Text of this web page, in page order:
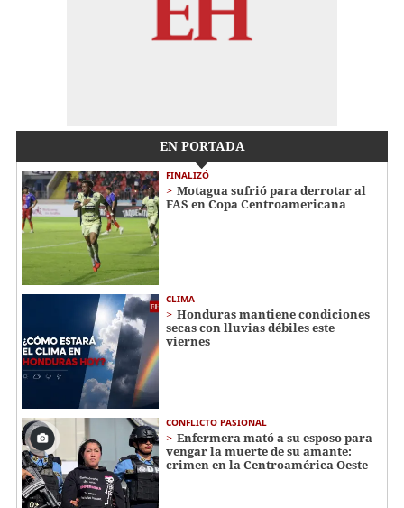
EN PORTADA
FINALIZÓ
Motagua sufrió para derrotar al
FAS en Copa Centroamericana
CLIMA
Honduras mantiene condiciones
secas con lluvias débiles este
viernes
CONFLICTO PASIONAL
Enfermera mató a su esposo para
vengar la muerte de su amante:
crimen en la Centroamérica Oeste